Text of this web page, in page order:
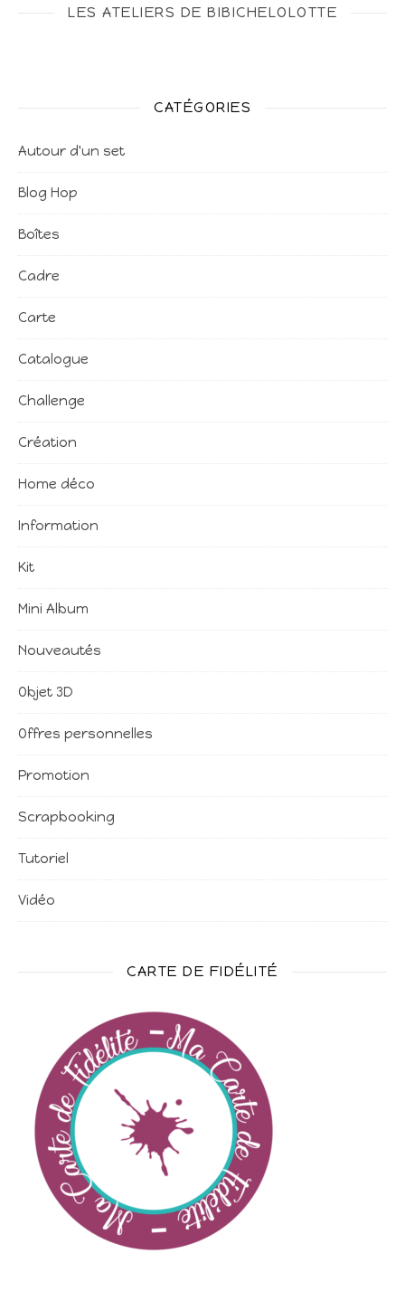
LES ATELIERS DE BIBICHELOLOTTE
CATÉGORIES
Autour d'un set
Blog Hop
Boîtes
Cadre
Carte
Catalogue
Challenge
Création
Home déco
Information
Kit
Mini Album
Nouveautés
Objet 3D
Offres personnelles
Promotion
Scrapbooking
Tutoriel
Vidéo
CARTE DE FIDÉLITÉ